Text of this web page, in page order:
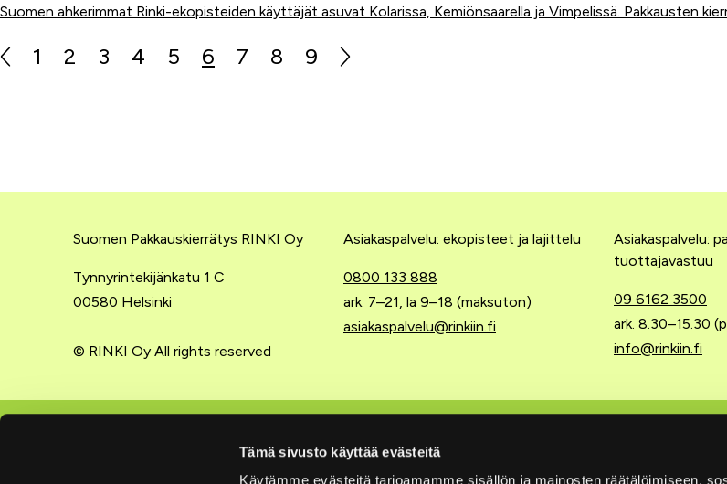
Tämä sivusto käyttää evästeitä
Käytämme evästeitä tarjoamamme sisällön ja mainosten räätälöimiseen,
Suomen ahkerimmat Rinki-ekopisteiden käyttäjät asuvat Kolarissa, Kemiönsaarella ja Vimpelissä. Pakkausten
1 2 3 4 5 6 7 8 9
Suomen Pakkauskierrätys RINKI Oy
Tynnyrintekijänkatu 1 C
00580 Helsinki
© RINKI Oy All rights reserved
Asiakaspalvelu: ekopisteet ja lajittelu
0800 133 888
ark. 7–21, la 9–18 (maksuton)
asiakaspalvelu@rinkiin.fi
Asiakaspalvelu:
tuottajavastuu
09 6162 3500
ark. 8.30–15.30
info@rinkiin.fi
Yritysten tuottajavastuu